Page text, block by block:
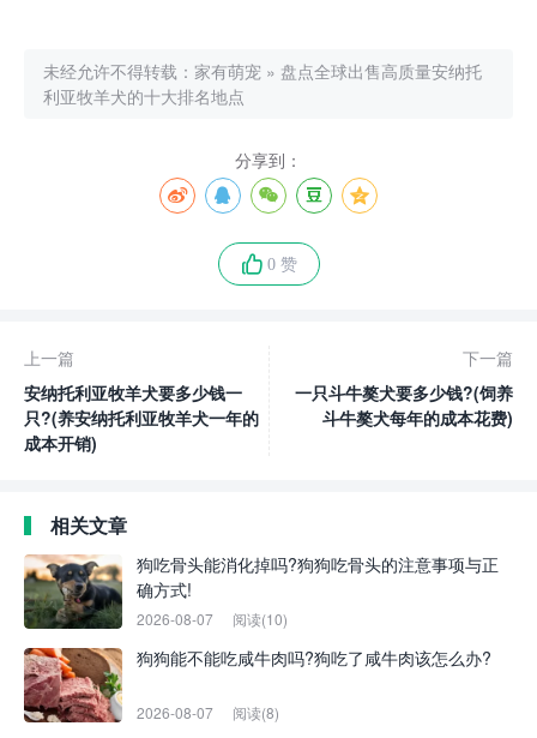
未经允许不得转载： 家有萌宠 » 盘点全球出售高质量安纳托
利亚牧羊犬的十大排名地点
分享到：
0 赞
上一篇
安纳托利亚牧羊犬要多少钱一
只?(养安纳托利亚牧羊犬一年的
成本开销)
下一篇
一只斗牛獒犬要多少钱?(饲养
斗牛獒犬每年的成本花费)
相关文章
狗吃骨头能消化掉吗?狗狗吃骨头的注意事项与正
确方式!
2026-08-07 阅读(10)
狗狗能不能吃咸牛肉吗?狗吃了咸牛肉该怎么办?
2026-08-07 阅读(8)